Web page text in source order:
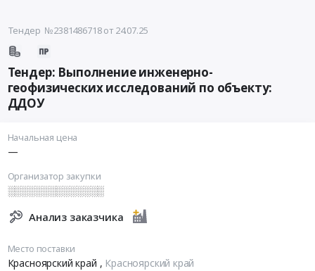
Тендер №2381486718от 24.07.25
Тендер: Выполнение инженерно-
геофизических исследований по объекту:
ДДОУ
Начальная цена
—
Организатор закупки
░░░░░░░░░░░░░░
Анализ заказчика
Место поставки
Красноярский край , Красноярский край